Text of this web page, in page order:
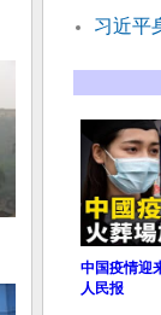
习近平
中国疫情迎
人民报